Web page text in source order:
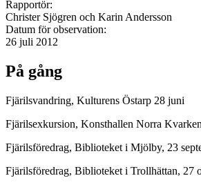
Rapportör:
Christer Sjögren och Karin Andersson
Datum för observation:
26 juli 2012
På gång
Fjärilsvandring, Kulturens Östarp 28 juni
Fjärilsexkursion, Konsthallen Norra
Fjärilsföredrag, Biblioteket i Mjölby, 23
Fjärilsföredrag, Biblioteket i Trollhättan, 27